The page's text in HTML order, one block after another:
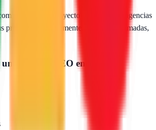
describes tu proyecto una vez y las agencias
propuestas directamente. Gratis, sin llamadas,
agencia SEO en